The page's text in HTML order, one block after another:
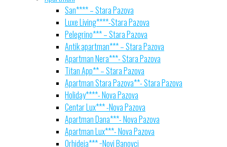
San**** – Stara Pazova
Luxe Living****-Stara Pazova
Pelegrino*** – Stara Pazova
Antik apartman*** – Stara Pazova
Apartman Nera***- Stara Pazova
Titan App** – Stara Pazova
Apartman Stara Pazova**- Stara Pazova
Holiday****- Nova Pazova
Centar Lux*** -Nova Pazova
Apartman Dana***- Nova Pazova
Apartman Lux***- Nova Pazova
Orhideja*** −Novi Banovci